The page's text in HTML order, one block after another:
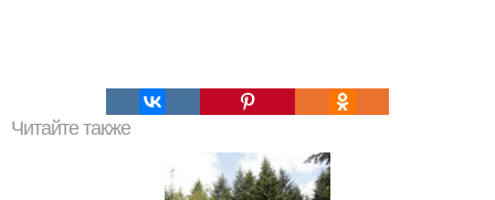
Читайте также